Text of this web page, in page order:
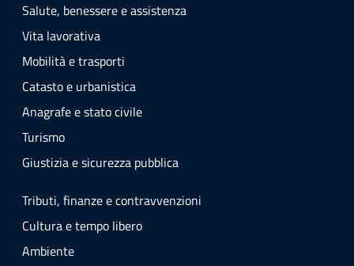
Salute, benessere e assistenza
Vita lavorativa
Mobilità e trasporti
Catasto e urbanistica
Anagrafe e stato civile
Turismo
Giustizia e sicurezza pubblica
Tributi, finanze e contravvenzioni
Cultura e tempo libero
Ambiente